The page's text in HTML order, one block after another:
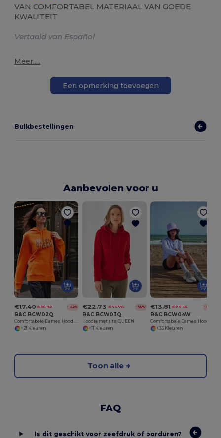
VAN COMFORTABEL MATERIAAL VAN GOEDE
KWALITEIT
Vertaald van Español
Meer.....
Een opmerking toevoegen
Bulkbestellingen
Aanbevolen voor u
€17.40 €35.92 -52%
B&C BCW02Q
+21 Kleuren
€22.73 €43.76 -48%
B&C BCW03Q
Hoodie met rits QUEEN
+11 Kleuren
€13.81 €25.36 -46%
B&C BCW04W
+35 Kleuren
Toon alle
FAQ
Is dit geschikt voor zeefdruk of borduren?